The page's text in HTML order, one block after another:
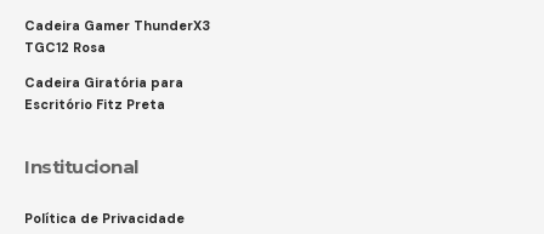
Cadeira Gamer ThunderX3
TGC12 Rosa
Cadeira Giratória para
Escritório Fitz Preta
Institucional
Política de Privacidade